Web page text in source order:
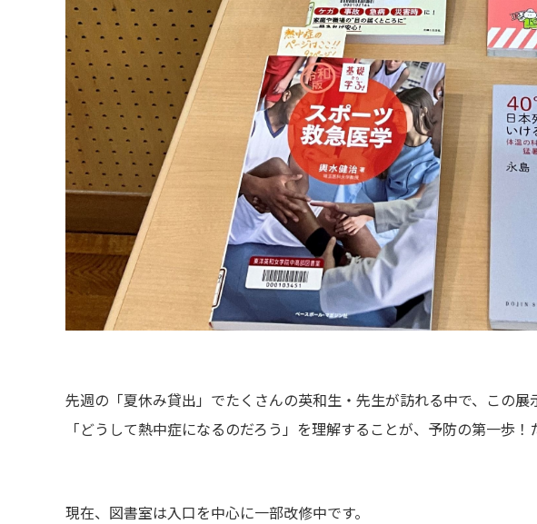
先週の「夏休み貸出」でたくさんの英和生・先生が訪れる中で、この展
「どうして熱中症になるのだろう」を理解することが、予防の第一歩
現在、図書室は入口を中心に一部改修中です。